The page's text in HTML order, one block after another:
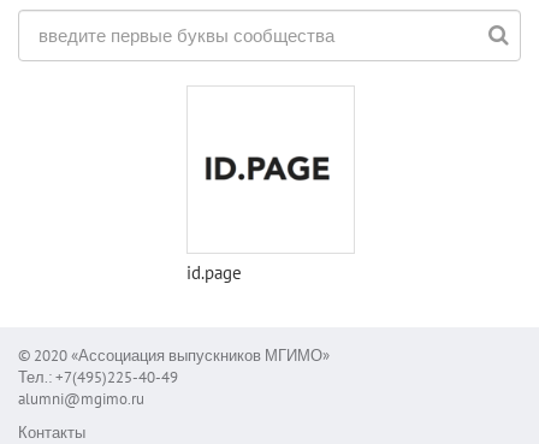
id.page
© 2020 «Ассоциация выпускников МГИМО»
Тел.: +7(495)225-40-49
alumni@mgimo.ru
Контакты